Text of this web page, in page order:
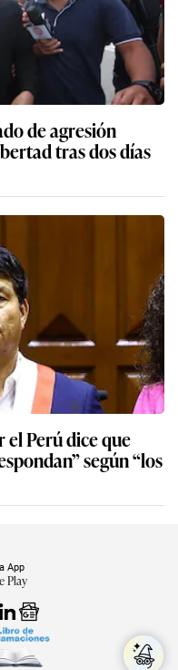
de agresión
tras dos días
el Perú dice que
según “los
App
Play